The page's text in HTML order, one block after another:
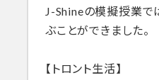
J-Shineの模擬授業で
ぶことができました。
【トロント生活】